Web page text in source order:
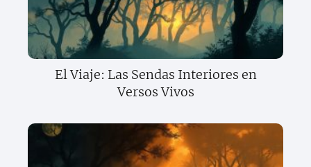
El Viaje: Las Sendas Interiores en
Versos Vivos